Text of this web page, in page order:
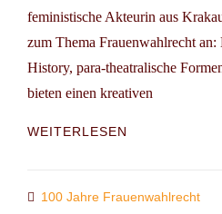
feministische Akteurin aus
zum Thema Frauenwahlrecht
History, para-theatralische
bieten einen kreativen
WEITERLESEN
THE
Tags
100 Jahre Frauenwahlrecht